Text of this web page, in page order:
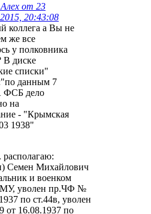
от 23
20:43:08
коллега а Вы не
же все
у полковника
В диске
списки"
данным 7
ФСБ дело
на
- "Крымская
1938"
Семен Михайлович
и военком
уволен пр.ЧФ №
по ст.44в, уволен
16.08.1937 по